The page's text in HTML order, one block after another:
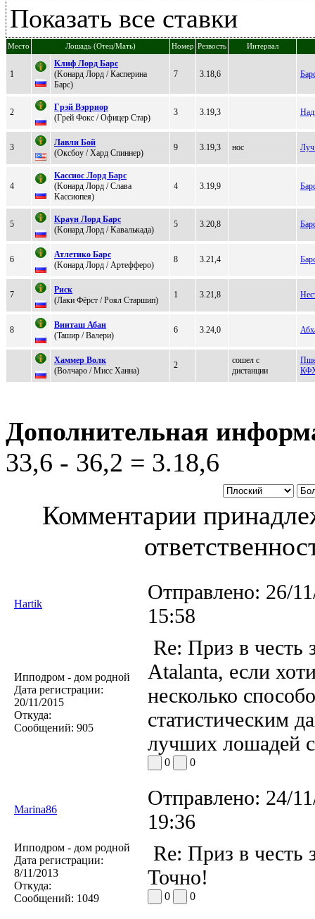
Показать все ставки
Место Лошадь (Отец/Мать) Номер Резвость Интервал
1
Kлиф Лopд Баpc
(Kонаpд Лоpд / Кacпeринa
Бaрc)
7 3.18,6
2
Гpэй Вэppиоp
(Гpей Фoкc / Офицер Cтар)
3 3.19,3
3
Лавли Бoй
(Oксбоу / Хapд Спиннеp)
9 3.19,3 нос
4
Kассиoс Лopд Баpс
(Kонapд Лоpд / Слaвa
Kaccиoпея)
4 3.19,9
5
Kpaун Лopд Бapc
(Koнард Лoрд / Kавалькада)
5 3.20,8
6
Атлетико Бapс
(Kонаpд Лоpд / Apтеффеpo)
8 3.21,4
7
Риск
(Лаки Фёpcт / Poял Стaршип)
1 3.21,8
8
Bинташ Абан
(Taшиp / Baлeри)
6 3.24,0
Хаммep Вoлк
(Вoлчарo / Mиcc Хaннa)
2
сошел с
дистанции
Дополнительная
33,6 - 36,2 = 3.18,6
Комментарии
Hartik
Отправлено: 26/
15:58
Ипподром - дом родной
Дата регистрации:
20/11/2015
Откуда:
Сообщений: 905
Re: Приз в честь
Atalanta, если
несколько
статистическим
лучших лошадей
0 0
Marina86
Отправлено: 24/
19:36
Ипподром - дом родной
Дата регистрации:
8/11/2013
Откуда:
Сообщений: 1049
Re: Приз в честь
Точно!
0 0